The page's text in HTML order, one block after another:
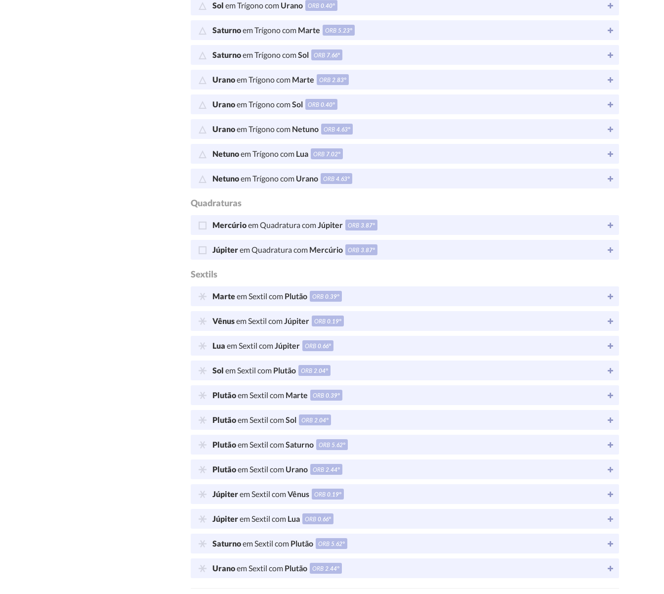
Sol em Trígono com Urano ORB0.40°
Saturnoem Trígono com Marte ORB 5.23°
Saturnoem Trígono comSol ORB 7.66°
Uranoem Trígono com Marte ORB2.83°
Uranoem Trígono comSol ORB0.40°
Uranoem Trígono com Netuno ORB4.63°
Netunoem Trígono com Lua ORB 7.02°
Netunoem Trígono com Urano ORB4.63°
Quadraturas
Mercúrioem Quadratura comJúpiter ORB3.87°
Júpiterem Quadratura com Mercúrio ORB3.87°
Sextils
Marteem Sextil com Plutão ORB0.39°
Vênusem Sextil comJúpiter ORB0.19°
Lua em Sextil comJúpiter ORB0.66°
Sol em Sextil com Plutão ORB2.04°
Plutãoem Sextil com Marte ORB0.39°
Plutãoem Sextil comSol ORB2.04°
Plutãoem Sextil comSaturno ORB 5.62°
Plutãoem Sextil com Urano ORB2.44°
Júpiterem Sextil comVênus ORB0.19°
Júpiterem Sextil com Lua ORB0.66°
Saturnoem Sextil com Plutão ORB 5.62°
Uranoem Sextil com Plutão ORB2.44°